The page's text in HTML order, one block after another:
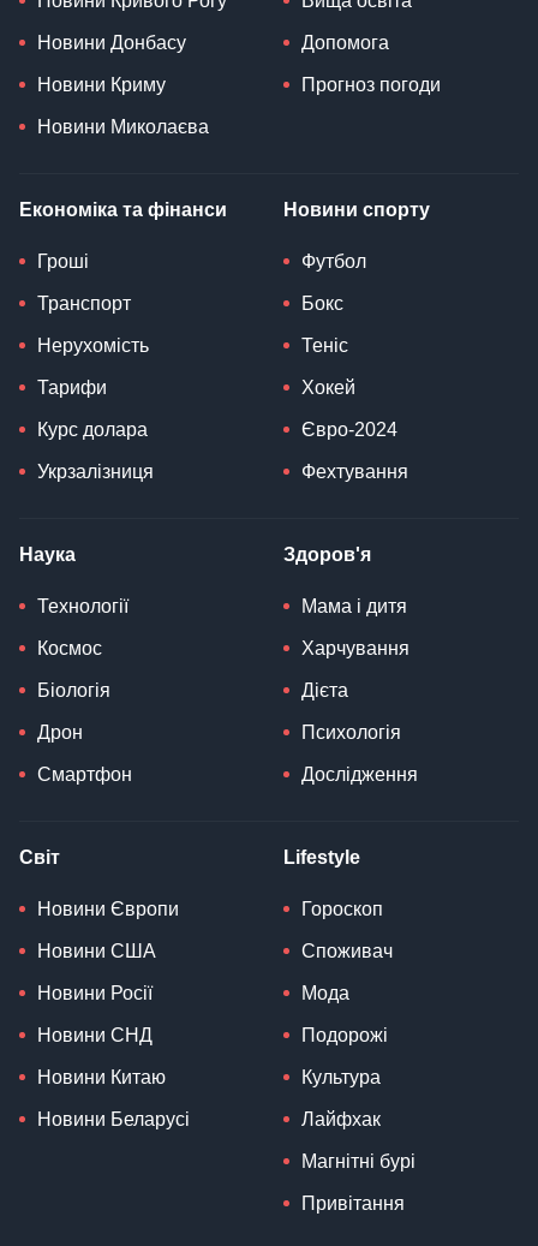
Новини Донбасу
Новини Криму
Новини Миколаєва
Допомога
Прогноз погоди
Економіка та фінанси
Гроші
Транспорт
Нерухомість
Тарифи
Курс долара
Укрзалізниця
Новини спорту
Футбол
Бокс
Теніс
Хокей
Євро-2024
Фехтування
Наука
Технології
Космос
Біологія
Дрон
Смартфон
Здоров'я
Мама і дитя
Харчування
Дієта
Психологія
Дослідження
Світ
Новини Європи
Новини США
Новини Росії
Новини СНД
Новини Китаю
Новини Беларусі
Lifestyle
Гороскоп
Споживач
Мода
Подорожі
Культура
Лайфхак
Магнітні бурі
Привітання